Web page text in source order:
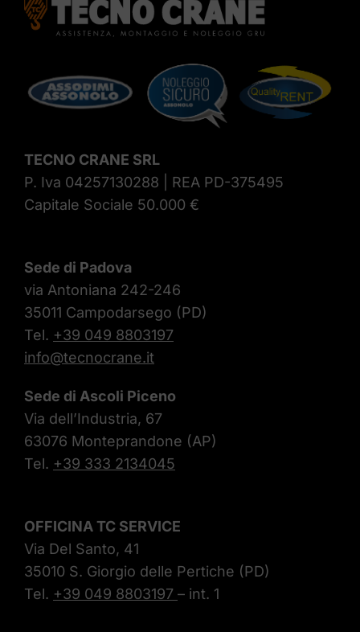
TECNO CRANE SRL
P. Iva 04257130288 | REA PD-375495
Capitale Sociale 50.000 €
Sede di Padova
via Antoniana 242-246
35011 Campodarsego (PD)
Tel. +39 049 8803197
info@tecnocrane.it
Sede di Ascoli Piceno
Via dell’Industria, 67
63076 Monteprandone (AP)
Tel. +39 333 2134045
OFFICINA TC SERVICE
Via Del Santo, 41
35010 S. Giorgio delle Pertiche (PD)
Tel. +39 049 8803197 – int. 1